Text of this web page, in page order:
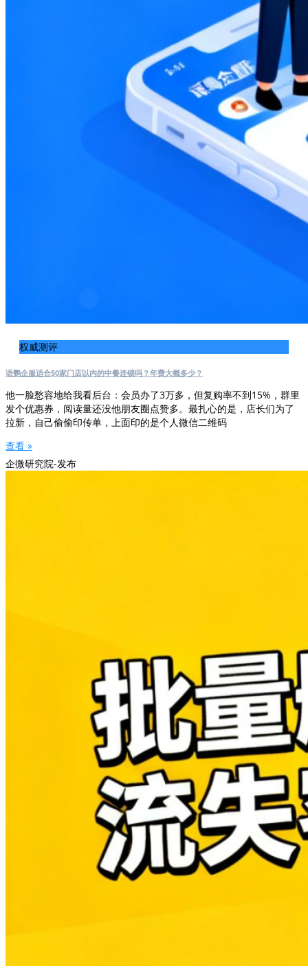
权威测评
语鹦企服适合50家门店以内的中餐连锁吗？年费大概多少？
他一脸愁容地给我看后台：会员办了3万多，但复购率不到15%，群里
发个优惠券，阅读量还没他朋友圈点赞多。最扎心的是，店长们为了
拉新，自己偷偷印传单，上面印的是个人微信二维码
查看 »
企微研究院-发布